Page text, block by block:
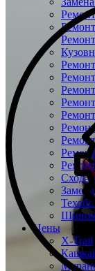
Сход-
Замена
Цены
X-Trail